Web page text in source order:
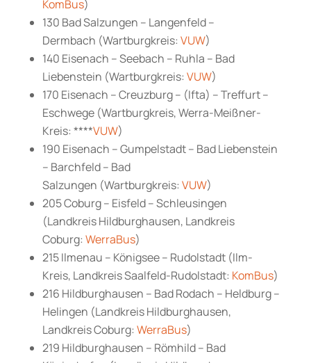
KomBus)
130 Bad Salzungen – Langenfeld –
Dermbach (Wartburgkreis: VUW)
140 Eisenach – Seebach – Ruhla – Bad
Liebenstein (Wartburgkreis: VUW)
170 Eisenach – Creuzburg – (Ifta) – Treffurt –
Eschwege (Wartburgkreis, Werra-Meißner-
Kreis: ****VUW)
190 Eisenach – Gumpelstadt – Bad Liebenstein
– Barchfeld – Bad
Salzungen (Wartburgkreis: VUW)
205 Coburg – Eisfeld – Schleusingen
(Landkreis Hildburghausen, Landkreis
Coburg: WerraBus)
215 Ilmenau – Königsee – Rudolstadt (Ilm-
Kreis, Landkreis Saalfeld-Rudolstadt: KomBus)
216 Hildburghausen – Bad Rodach – Heldburg –
Helingen (Landkreis Hildburghausen,
Landkreis Coburg: WerraBus)
219 Hildburghausen – Römhild – Bad